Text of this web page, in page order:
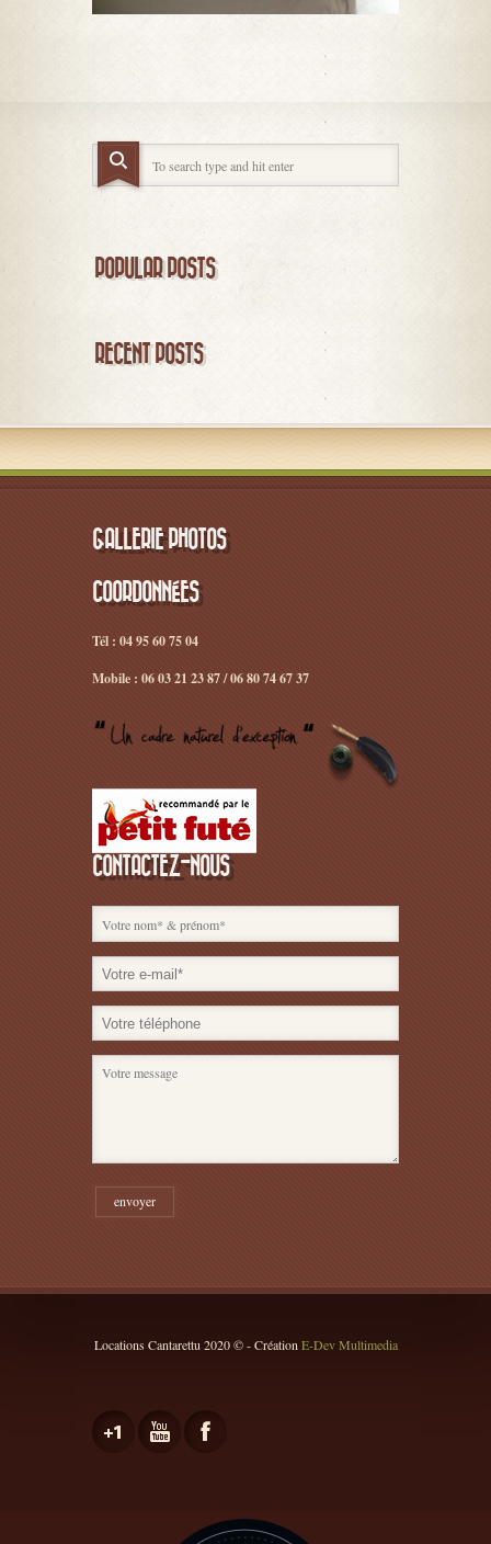
POPULAR POSTS
RECENT POSTS
GALLERIE PHOTOS
COORDONNÉES
Tél : 04 95 60 75 04
Mobile : 06 03 21 23 87 / 06 80 74 67 37
CONTACTEZ-NOUS
Locations Cantarettu 2020 © - Création E-Dev Multimedia